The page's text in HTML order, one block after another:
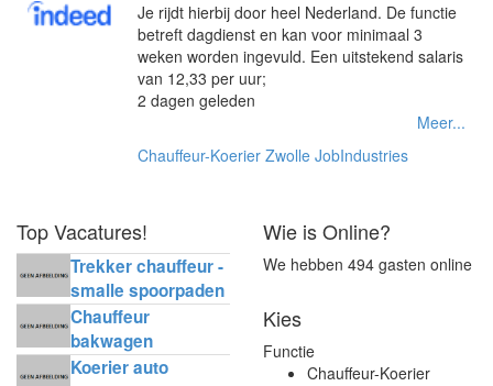
Je rijdt hierbij door heel Nederland. De functie
betreft dagdienst en kan voor minimaal 3
weken worden ingevuld. Een uitstekend salaris
van 12,33 per uur;
2 dagen geleden
Meer...
Chauffeur-Koerier Zwolle JobIndustries
Top Vacatures!
Trekker chauffeur -
smalle spoorpaden
Chauffeur
bakwagen
horecadistributie
Koerier auto
Wie is Online?
We hebben 494 gasten online
Kies
Functie
Chauffeur-Koerier